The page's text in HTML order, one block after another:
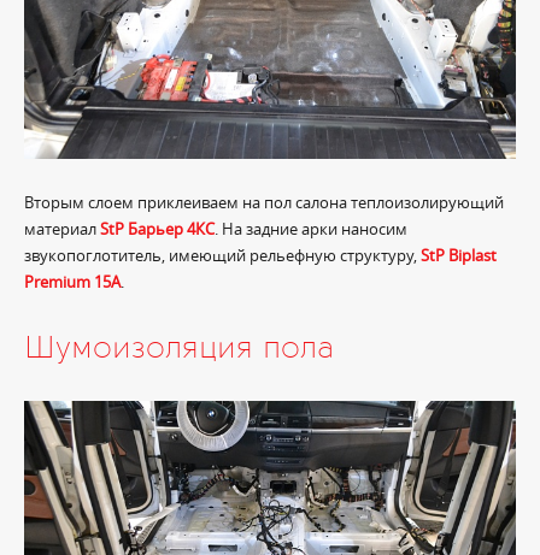
Вторым слоем приклеиваем на пол салона теплоизолирующий
материалStP Барьер 4КС. На задние арки наносим
звукопоглотитель, имеющий рельефную структуру,StP Biplast
Premium 15A.
Шумоизоляция пола